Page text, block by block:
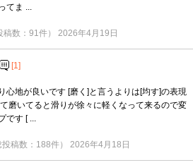
てま ...
稿数：91件） 2026年4月19日
[1]
心地が良いです [磨く]と言うよりは[均す]の表現
磨いてると滑りが徐々に軽くなって来るので変
です [ ...
稿数：188件） 2026年4月18日